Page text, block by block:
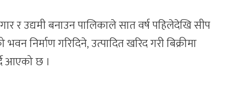
र उद्यमी बनाउन पालिकाले सात वर्ष पहिलेदेखि सीप
निर्माण गरिदिने, उत्पादित खरिद गरी बिक्रीमा
आएको छ ।